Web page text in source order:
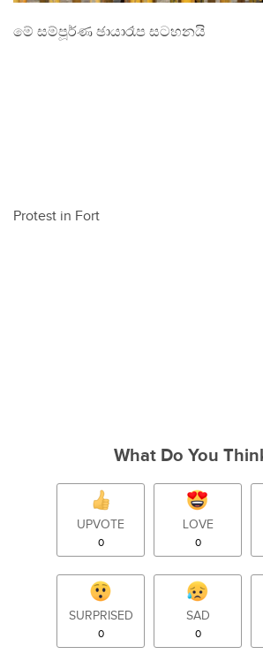
මේ සම්පූර්ණ ඡායාරෑප සටහනයි
Protest in Fort
What Do You
UPVOTE
0
LOVE
0
SURPRISED
0
SAD
0